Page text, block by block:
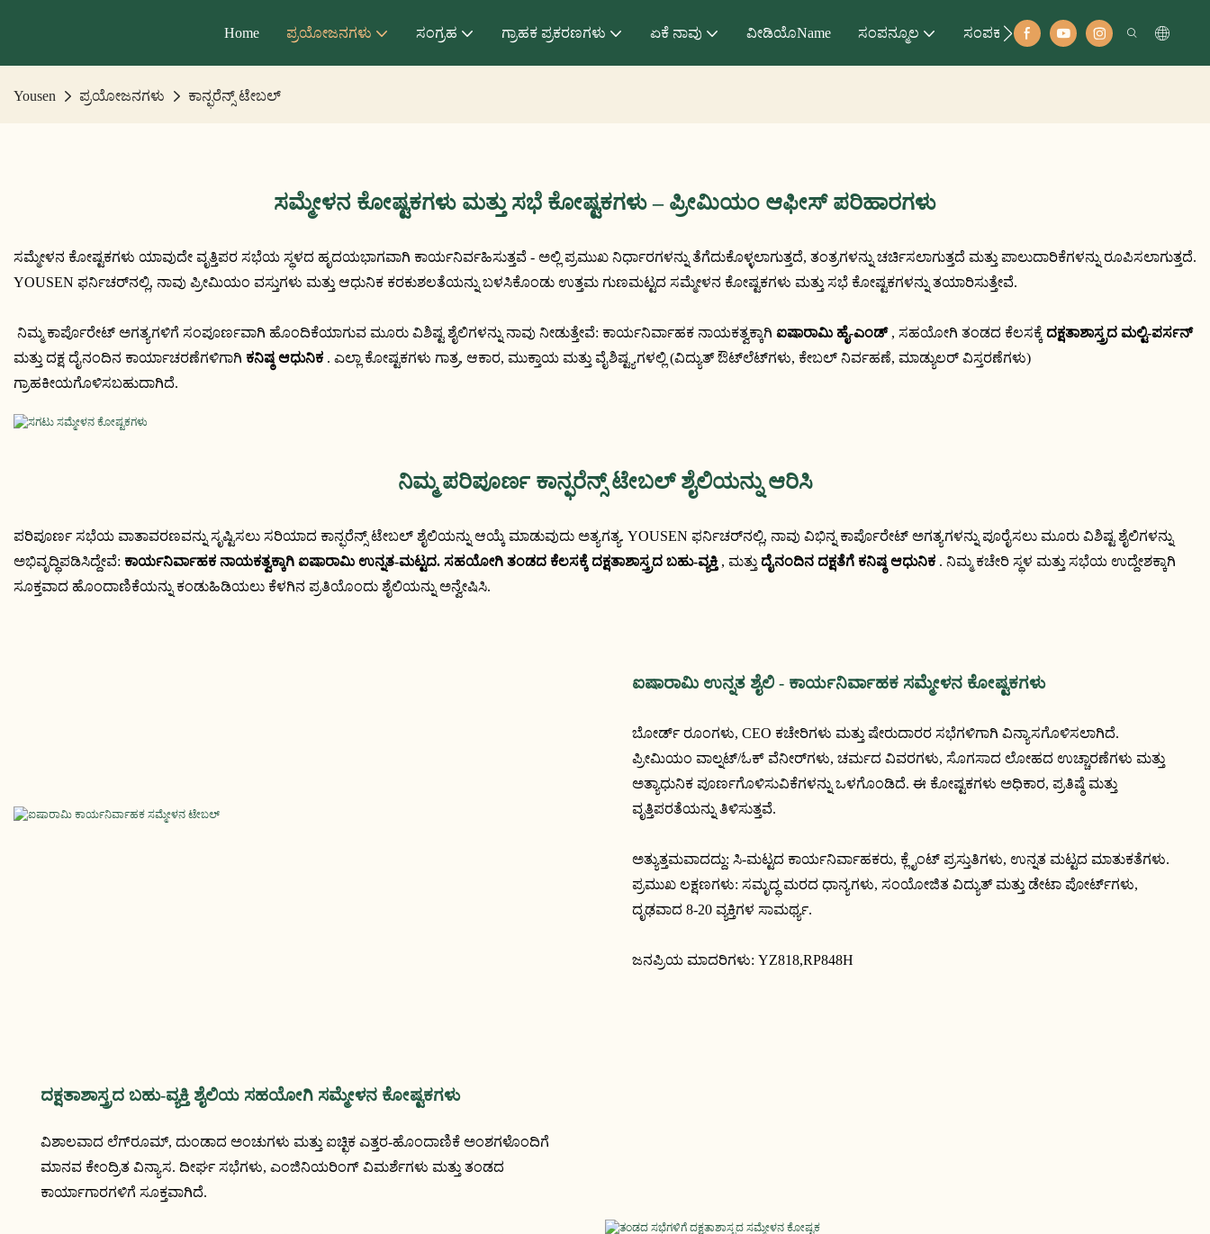
Home ಪ್ರಯೋಜನಗಳು ಸಂಗ್ರಹ ಗ್ರಾಹಕ ಪ್ರಕರಣಗಳು ಏಕೆ ನಾವು ವೀಡಿಯೊName ಸಂಪನ್ಮೂಲ ಸಂಪರ್ಕಣ
Yousen ಪ್ರಯೋಜನಗಳು ಕಾನ್ಫರೆನ್ಸ್ ಟೇಬಲ್
ಸಮ್ಮೇಳನ ಕೋಷ್ಟಕಗಳು ಮತ್ತು ಸಭೆ ಕೋಷ್ಟಕಗಳು – ಪ್ರೀಮಿಯಂ ಆಫೀಸ್ ಪರಿಹಾರಗಳು
ಸಮ್ಮೇಳನ ಕೋಷ್ಟಕಗಳು ಯಾವುದೇ ವೃತ್ತಿಪರ ಸಭೆಯ ಸ್ಥಳದ ಹೃದಯಭಾಗವಾಗಿ ಕಾರ್ಯನಿರ್ವಹಿಸುತ್ತವೆ - ಅಲ್ಲಿ ಪ್ರಮುಖ ನಿರ್ಧಾರಗಳನ್ನು ತೆಗೆದುಕೊಳ್ಳಲಾಗುತ್ತದೆ, ತಂತ್ರಗಳನ್ನು ಚರ್ಚಿಸಲಾಗುತ್ತದೆ ಮತ್ತು ಪಾಲುದಾರಿಕೆಗಳನ್ನು ರೂಪಿಸಲಾಗುತ್ತದೆ.
YOUSEN ಫರ್ನಿಚರ್‌ನಲ್ಲಿ, ನಾವು ಪ್ರೀಮಿಯಂ ವಸ್ತುಗಳು ಮತ್ತು ಆಧುನಿಕ ಕರಕುಶಲತೆಯನ್ನು ಬಳಸಿಕೊಂಡು ಉತ್ತಮ ಗುಣಮಟ್ಟದ ಸಮ್ಮೇಳನ ಕೋಷ್ಟಕಗಳು ಮತ್ತು ಸಭೆ ಕೋಷ್ಟಕಗಳನ್ನು ತಯಾರಿಸುತ್ತೇವೆ.
ನಿಮ್ಮ ಕಾರ್ಪೊರೇಟ್ ಅಗತ್ಯಗಳಿಗೆ ಸಂಪೂರ್ಣವಾಗಿ ಹೊಂದಿಕೆಯಾಗುವ ಮೂರು ವಿಶಿಷ್ಟ ಶೈಲಿಗಳನ್ನು ನಾವು ನೀಡುತ್ತೇವೆ: ಕಾರ್ಯನಿರ್ವಾಹಕ ನಾಯಕತ್ವಕ್ಕಾಗಿ ಐಷಾರಾಮಿ ಹೈ-ಎಂಡ್ , ಸಹಯೋಗಿ ತಂಡದ ಕೆಲಸಕ್ಕೆ ದಕ್ಷತಾಶಾಸ್ತ್ರದ ಮಲ್ಟಿ-ಪರ್ಸನ್
ಮತ್ತು ದಕ್ಷ ದೈನಂದಿನ ಕಾರ್ಯಾಚರಣೆಗಳಿಗಾಗಿ ಕನಿಷ್ಠ ಆಧುನಿಕ . ಎಲ್ಲಾ ಕೋಷ್ಟಕಗಳು ಗಾತ್ರ, ಆಕಾರ, ಮುಕ್ತಾಯ ಮತ್ತು ವೈಶಿಷ್ಟ್ಯಗಳಲ್ಲಿ (ವಿದ್ಯುತ್ ಔಟ್‌ಲೆಟ್‌ಗಳು, ಕೇಬಲ್ ನಿರ್ವಹಣೆ, ಮಾಡ್ಯುಲರ್ ವಿಸ್ತರಣೆಗಳು)
ಗ್ರಾಹಕೀಯಗೊಳಿಸಬಹುದಾಗಿದೆ.
ನಿಮ್ಮ ಪರಿಪೂರ್ಣ ಕಾನ್ಫರೆನ್ಸ್ ಟೇಬಲ್ ಶೈಲಿಯನ್ನು ಆರಿಸಿ
ಪರಿಪೂರ್ಣ ಸಭೆಯ ವಾತಾವರಣವನ್ನು ಸೃಷ್ಟಿಸಲು ಸರಿಯಾದ ಕಾನ್ಫರೆನ್ಸ್ ಟೇಬಲ್ ಶೈಲಿಯನ್ನು ಆಯ್ಕೆ ಮಾಡುವುದು ಅತ್ಯಗತ್ಯ. YOUSEN ಫರ್ನಿಚರ್‌ನಲ್ಲಿ, ನಾವು ವಿಭಿನ್ನ ಕಾರ್ಪೊರೇಟ್ ಅಗತ್ಯಗಳನ್ನು ಪೂರೈಸಲು ಮೂರು ವಿಶಿಷ್ಟ ಶೈಲಿಗಳನ್ನು
ಅಭಿವೃದ್ಧಿಪಡಿಸಿದ್ದೇವೆ: ಕಾರ್ಯನಿರ್ವಾಹಕ ನಾಯಕತ್ವಕ್ಕಾಗಿ ಐಷಾರಾಮಿ ಉನ್ನತ-ಮಟ್ಟದ. ಸಹಯೋಗಿ ತಂಡದ ಕೆಲಸಕ್ಕೆ ದಕ್ಷತಾಶಾಸ್ತ್ರದ ಬಹು-ವ್ಯಕ್ತಿ , ಮತ್ತು ದೈನಂದಿನ ದಕ್ಷತೆಗೆ ಕನಿಷ್ಠ ಆಧುನಿಕ . ನಿಮ್ಮ ಕಚೇರಿ ಸ್ಥಳ ಮತ್ತು ಸಭೆಯ ಉದ್ದೇಶಕ್ಕಾಗಿ
ಸೂಕ್ತವಾದ ಹೊಂದಾಣಿಕೆಯನ್ನು ಕಂಡುಹಿಡಿಯಲು ಕೆಳಗಿನ ಪ್ರತಿಯೊಂದು ಶೈಲಿಯನ್ನು ಅನ್ವೇಷಿಸಿ.
ಐಷಾರಾಮಿ ಉನ್ನತ ಶೈಲಿ - ಕಾರ್ಯನಿರ್ವಾಹಕ ಸಮ್ಮೇಳನ ಕೋಷ್ಟಕಗಳು
ಬೋರ್ಡ್ ರೂಂಗಳು, CEO ಕಚೇರಿಗಳು ಮತ್ತು ಷೇರುದಾರರ ಸಭೆಗಳಿಗಾಗಿ ವಿನ್ಯಾಸಗೊಳಿಸಲಾಗಿದೆ.
ಪ್ರೀಮಿಯಂ ವಾಲ್ನಟ್/ಓಕ್ ವೆನೀರ್‌ಗಳು, ಚರ್ಮದ ವಿವರಗಳು, ಸೊಗಸಾದ ಲೋಹದ ಉಚ್ಚಾರಣೆಗಳು ಮತ್ತು
ಅತ್ಯಾಧುನಿಕ ಪೂರ್ಣಗೊಳಿಸುವಿಕೆಗಳನ್ನು ಒಳಗೊಂಡಿದೆ. ಈ ಕೋಷ್ಟಕಗಳು ಅಧಿಕಾರ, ಪ್ರತಿಷ್ಠೆ ಮತ್ತು
ವೃತ್ತಿಪರತೆಯನ್ನು ತಿಳಿಸುತ್ತವೆ.
ಅತ್ಯುತ್ತಮವಾದದ್ದು: ಸಿ-ಮಟ್ಟದ ಕಾರ್ಯನಿರ್ವಾಹಕರು, ಕ್ಲೈಂಟ್ ಪ್ರಸ್ತುತಿಗಳು, ಉನ್ನತ ಮಟ್ಟದ ಮಾತುಕತೆಗಳು.
ಪ್ರಮುಖ ಲಕ್ಷಣಗಳು: ಸಮೃದ್ಧ ಮರದ ಧಾನ್ಯಗಳು, ಸಂಯೋಜಿತ ವಿದ್ಯುತ್ ಮತ್ತು ಡೇಟಾ ಪೋರ್ಟ್‌ಗಳು,
ದೃಢವಾದ 8-20 ವ್ಯಕ್ತಿಗಳ ಸಾಮರ್ಥ್ಯ.
ಜನಪ್ರಿಯ ಮಾದರಿಗಳು: YZ818,RP848H
ದಕ್ಷತಾಶಾಸ್ತ್ರದ ಬಹು-ವ್ಯಕ್ತಿ ಶೈಲಿಯ ಸಹಯೋಗಿ ಸಮ್ಮೇಳನ ಕೋಷ್ಟಕಗಳು
ವಿಶಾಲವಾದ ಲೆಗ್‌ರೂಮ್, ದುಂಡಾದ ಅಂಚುಗಳು ಮತ್ತು ಐಚ್ಛಿಕ ಎತ್ತರ-ಹೊಂದಾಣಿಕೆ ಅಂಶಗಳೊಂದಿಗೆ
ಮಾನವ ಕೇಂದ್ರಿತ ವಿನ್ಯಾಸ. ದೀರ್ಘ ಸಭೆಗಳು, ಎಂಜಿನಿಯರಿಂಗ್ ವಿಮರ್ಶೆಗಳು ಮತ್ತು ತಂಡದ
ಕಾರ್ಯಾಗಾರಗಳಿಗೆ ಸೂಕ್ತವಾಗಿದೆ.